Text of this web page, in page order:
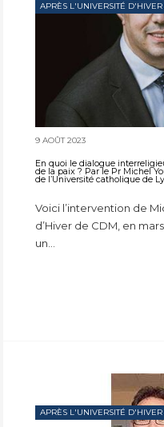
APRÈS L'UNIVERSITÉ
9 AOÛT 2023
En quoi le dialogue
de la paix ? Par le Pr Michel
de l’Université catholique de
Voici l’intervention de
d’Hiver de CDM, en
un...
APRÈS L'UNIVERSITÉ